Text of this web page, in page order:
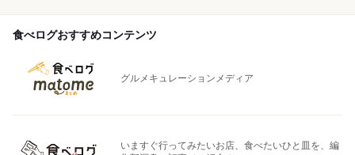
食べログおすすめコンテンツ
グルメキュレーションメディア
いますぐ行ってみたいお店、食べたいひと皿を、編